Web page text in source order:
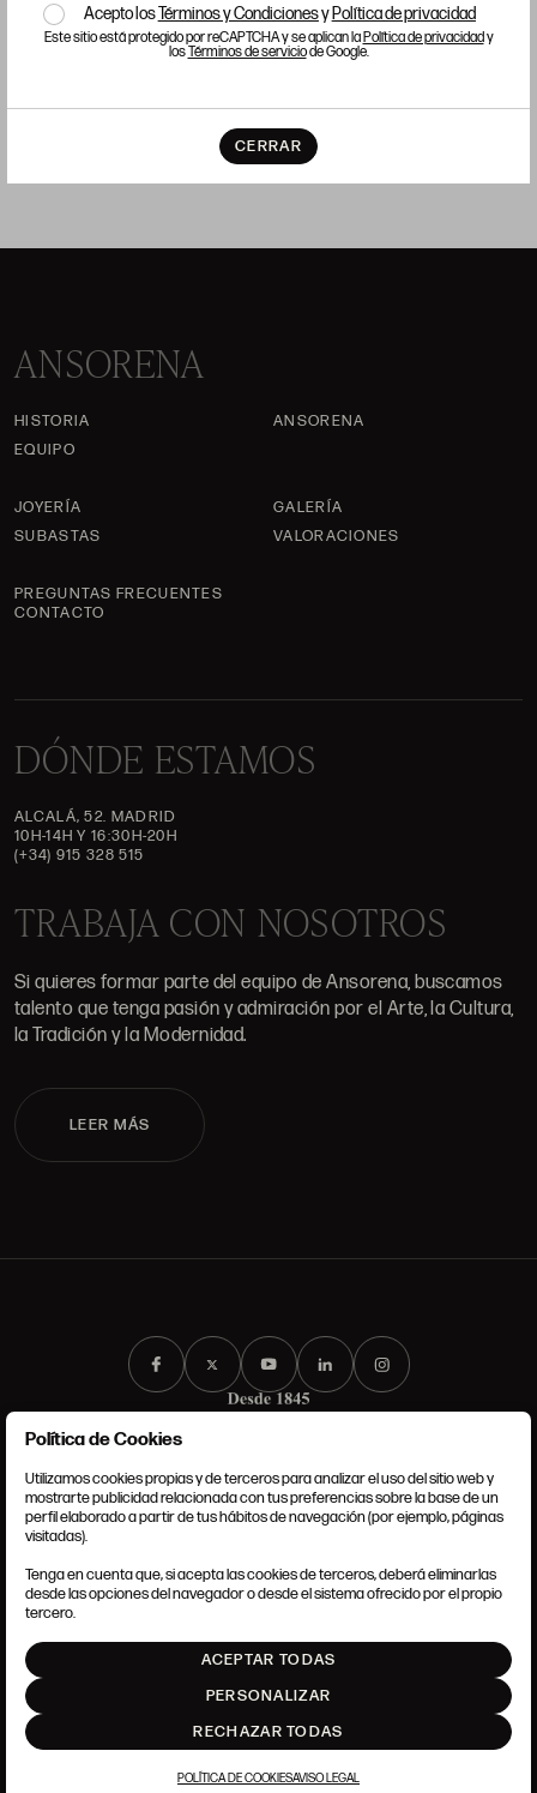
Acepto losTérminos y Condicionesy Política de privacidad
Este sitio está protegido por reCAPTCHA y se aplican laPolítica de privacidady
losTérminos de serviciode Google.
CERRAR
Precio salida 400 € COMPRAR
ANSORENA
HISTORIA
ANSORENA
EQUIPO
JOYERÍA
GALERÍA
SUBASTAS
VALORACIONES
PREGUNTAS FRECUENTES
CONTACTO
DÓNDE ESTAMOS
ALCALÁ, 52. MADRID
10H-14H Y 16:30H-20H
(+34) 915 328 515
TRABAJA CON NOSOTROS
Si quieres formar parte del equipo de Ansorena, buscamos
talento que tenga pasión y admiración por el Arte, la Cultura,
la Tradición y la Modernidad.
LEER MÁS
CONDICIONES GENERALES
POLÍTICA DE COOKIES
AJUSTE DE COOKIES
Política de Cookies
Utilizamos cookies propias y de terceros para analizar el uso del sitio web y
mostrarte publicidad relacionada con tus preferencias sobre la base de un
perfil elaborado a partir de tus hábitos de navegación (por ejemplo, páginas
visitadas).
Tenga en cuenta que, si acepta las cookies de terceros, deberá eliminarlas
desde las opciones del navegador o desde el sistema ofrecido por el propio
tercero.
ACEPTAR TODAS
PERSONALIZAR
RECHAZAR TODAS
POLÍTICA DE COOKIESAVISO LEGAL